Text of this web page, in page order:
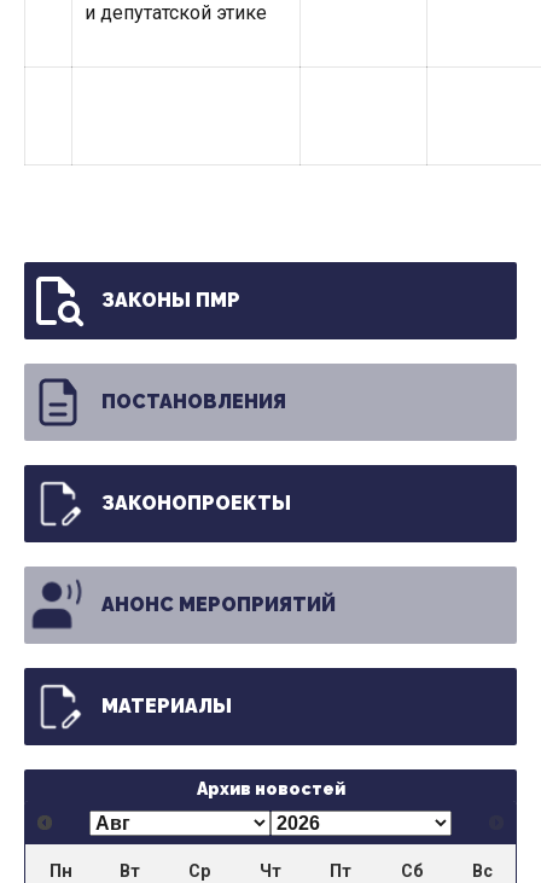
и депутатской этике
ЗАКОНЫ ПМР
ПОСТАНОВЛЕНИЯ
ЗАКОНОПРОЕКТЫ
АНОНС МЕРОПРИЯТИЙ
МАТЕРИАЛЫ
Архив новостей
Пн Вт Ср Чт Пт Сб Вс